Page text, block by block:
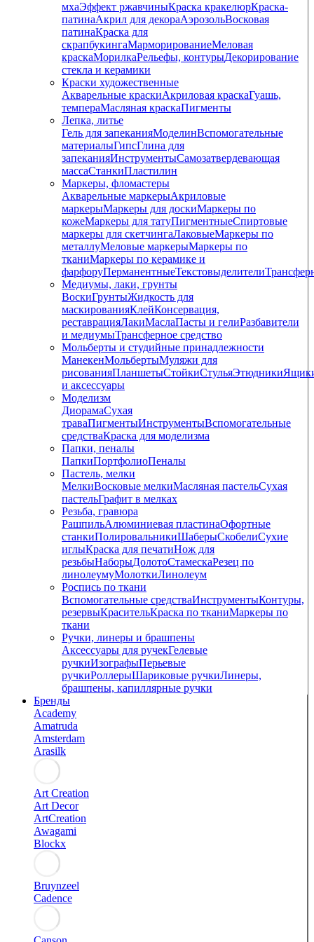
мхаЭффект ржавчиныКраска кракелюрКраска-
патинаАкрил для декораАэрозольВосковая
патинаКраска для
скрапбукингаМарморированиеМеловая
краскаМорилкаРельефы, контурыДекорирование
стекла и керамики
Краски художественные
Акварельные краскиАкриловая краскаГуашь,
темпераМасляная краскаПигменты
Лепка, литье
Гель для запеканияМоделинВспомогательные
материалыГипсГлина для
запеканияИнструментыСамозатвердевающая
массаСтанкиПластилин
Маркеры, фломастеры
Акварельные маркерыАкриловые
маркерыМаркеры для доскиМаркеры по
кожеМаркеры для татуПигментныеCпиртовые
маркеры для скетчингаЛаковыеМаркеры по
металлуМеловые маркерыМаркеры по
тканиМаркеры по керамике и
фарфоруПерманентныеТекстовыделители
Медиумы, лаки, грунты
ВоскиГрунтыЖидкость для
маскированияКлейКонсервация,
реставрацияЛакиМаслаПасты и гелиРазбавители
и медиумыТрансферное средство
Мольберты и студийные принадлежности
МанекенМольбертыМуляжи для
рисованияПланшетыСтойкиСтульяЭтюдники
и аксессуары
Моделизм
ДиорамаСухая
траваПигментыИнструментыВспомогательные
средстваКраска для моделизма
Папки, пеналы
ПапкиПортфолиоПеналы
Пастель, мелки
МелкиВосковые мелкиМасляная пастельСухая
пастельГрафит в мелках
Резьба, гравюра
РашпильАлюминиевая пластинаОфортные
станкиПолировальникиШаберыСкобелиСухие
иглыКраска для печатиНож для
резьбыНаборыДолотоСтамескаРезец по
линолеумуМолоткиЛинолеум
Роспись по ткани
Вспомогательные средстваИнструментыКонтуры,
резервыКрасительКраска по тканиМаркеры по
ткани
Ручки, линеры и брашпены
Аксессуары для ручекГелевые
ручкиИзографыПерьевые
ручкиРоллерыШариковые ручкиЛинеры,
брашпены, капиллярные ручки
Бренды
Academy
Amatruda
Amsterdam
Arasilk
Art Creation
Art Decor
ArtCreation
Awagami
Blockx
Bruynzeel
Cadence